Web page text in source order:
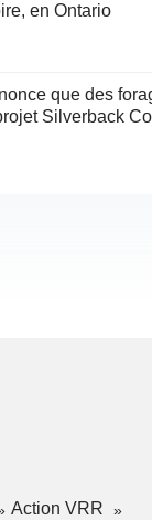
en Ontario
que des
Silverback
Action VRR